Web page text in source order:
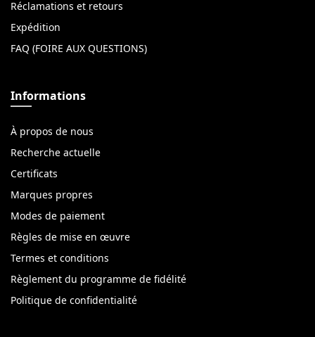
Réclamations et retours
Expédition
FAQ (FOIRE AUX QUESTIONS)
Informations
À propos de nous
Recherche actuelle
Certificats
Marques propres
Modes de paiement
Règles de mise en œuvre
Termes et conditions
Règlement du programme de fidélité
Politique de confidentialité